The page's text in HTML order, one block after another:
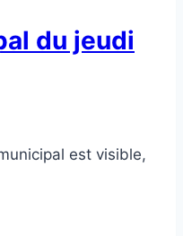
du jeudi
est visible,